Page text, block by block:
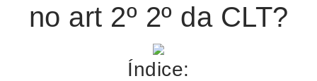
no art 2º 2º da CLT?
Índice: